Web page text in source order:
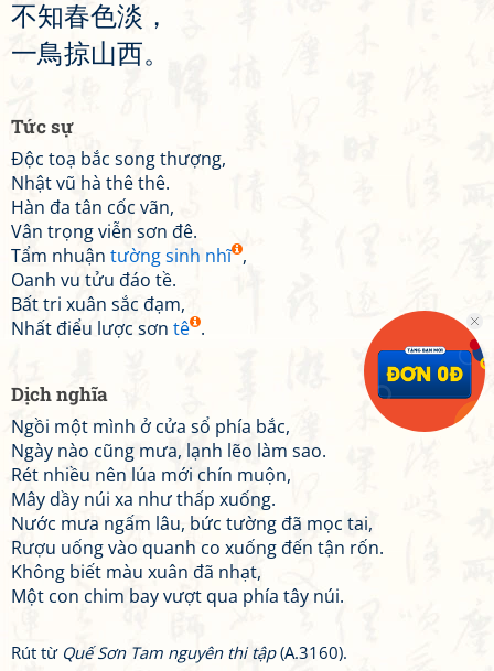
不知春色淡 ，
一鳥掠山西。
Tức sự
Độc toạ bắc song thượng,
Nhật vũ hà thê thê.
Hàn đa tân cốc vãn,
Vân trọng viễn sơn đê.
Tẩm nhuận tường sinh nhĩ ,
Oanh vu tửu đáo tề.
Bất tri xuân sắc đạm,
Nhất điểu lược sơn tê .
Dịch nghĩa
Ngồi một mình ở cửa sổ phía bắc,
Ngày nào cũng mưa, lạnh lẽo làm sao.
Rét nhiều nên lúa mới chín muộn,
Mây dầy núi xa như thấp xuống.
Nước mưa ngấm lâu, bức tường đã mọc tai,
Rượu uống vào quanh co xuống đến tận rốn.
Không biết màu xuân đã nhạt,
Một con chim bay vượt qua phía tây núi.
Rút từ Quế Sơn Tam nguyên thi tập(A.3160).